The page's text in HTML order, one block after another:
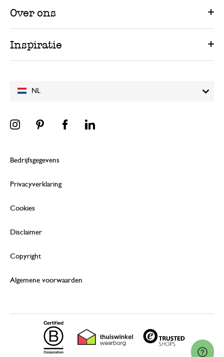
NL
Over ons
Inspiratie
Bedrijfsgegevens
Privacyverklaring
Cookies
Disclaimer
Copyright
Algemene voorwaarden